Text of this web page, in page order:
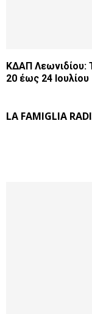
ΚΔΑΠ Λεωνιδίου:
20 έως 24 Ιουλίου
LA FAMIGLIA